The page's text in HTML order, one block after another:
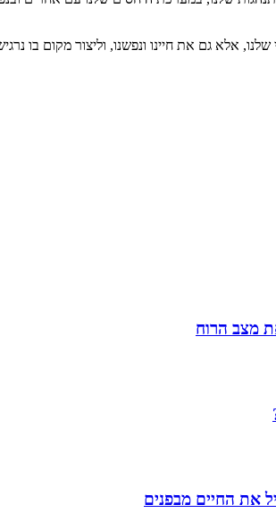
אלא גם את חיינו ונפשנו, וליצור מקום בו
מצב הרוח
את החיים מבפנים